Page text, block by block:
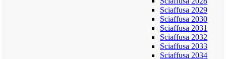
Sciaffusa 2029
Sciaffusa 2030
Sciaffusa 2031
Sciaffusa 2032
Sciaffusa 2033
Sciaffusa 2034